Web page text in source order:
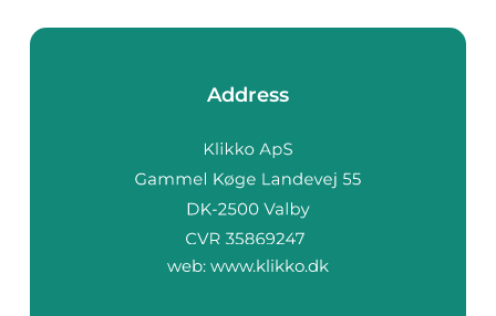
Address
web: www.klikko.dk